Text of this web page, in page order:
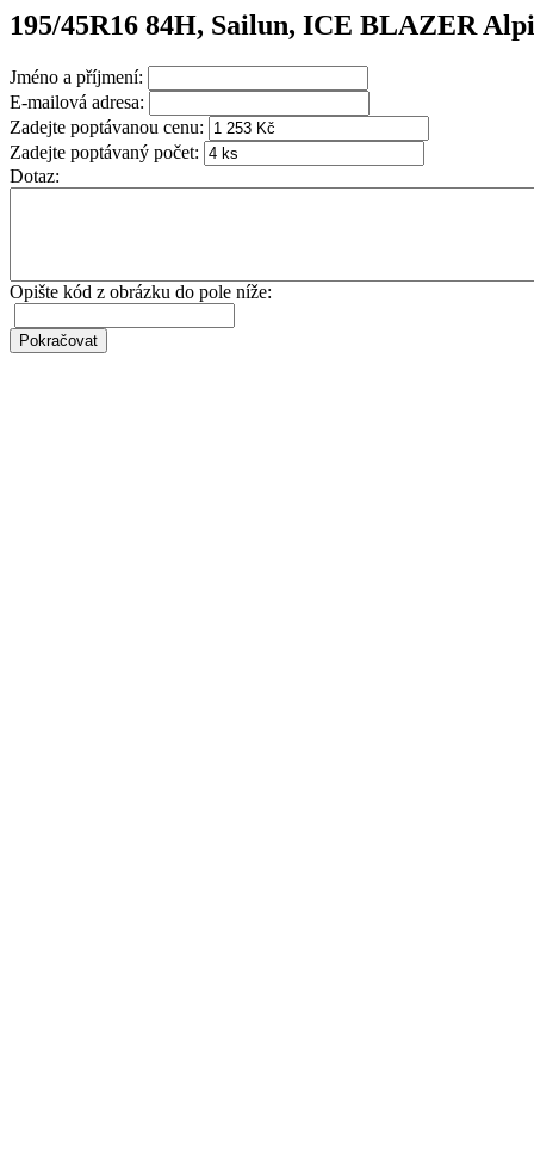
195/45R16 84H, Sailun, ICE BLAZER
Jméno a příjmení:
E-mailová adresa:
Zadejte poptávanou cenu:
Zadejte poptávaný počet:
Dotaz:
Opište kód z obrázku do pole níže: